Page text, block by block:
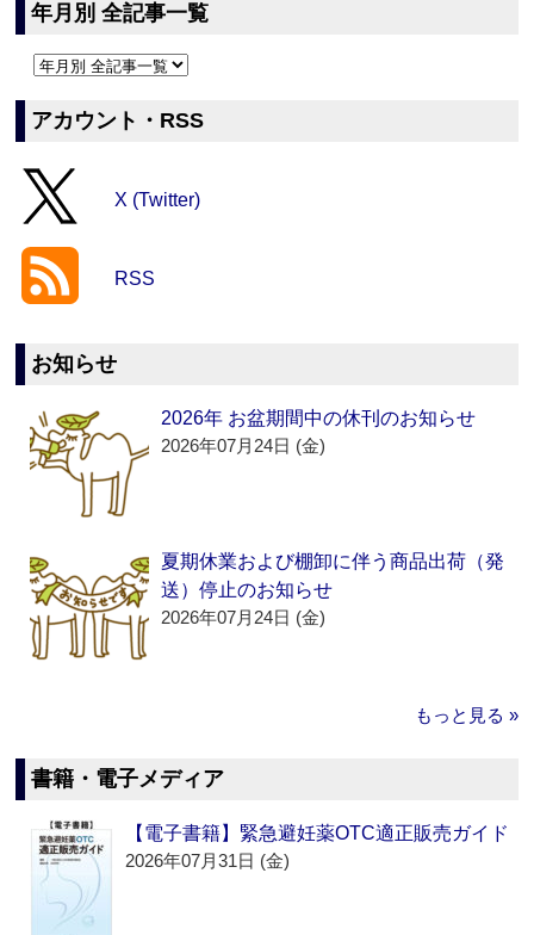
年月別 全記事一覧
アカウント・RSS
X (Twitter)
RSS
お知らせ
2026年 お盆期間中の休刊のお知らせ
2026年07月24日 (金)
夏期休業および棚卸に伴う商品出荷（発
送）停止のお知らせ
2026年07月24日 (金)
もっと見る »
書籍・電子メディア
【電子書籍】緊急避妊薬OTC適正販売ガイド
2026年07月31日 (金)